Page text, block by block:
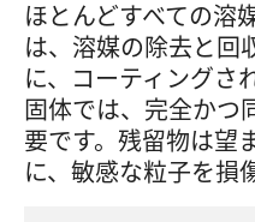
ほとんどすべての溶
は、溶媒の除去と回
に、コーティングさ
固体では、完全かつ
要です。残留物は望
に、敏感な粒子を損